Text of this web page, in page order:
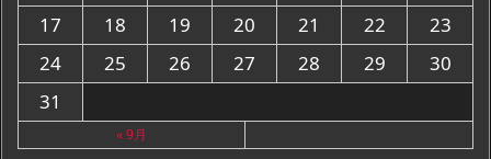
17
18 19 20 21 22
23
24
25 26 27 28 29
30
31
« 9月